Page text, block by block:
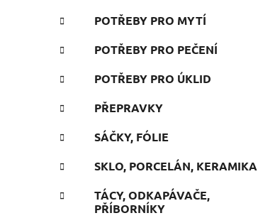
POTŘEBY PRO MYTÍ
POTŘEBY PRO PEČENÍ
POTŘEBY PRO ÚKLID
PŘEPRAVKY
SÁČKY, FÓLIE
SKLO, PORCELÁN, KERAMIKA
TÁCY, ODKAPÁVAČE,
PŘÍBORNÍKY